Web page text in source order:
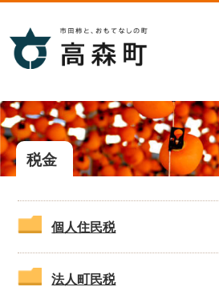
税金
個人住民税
法人町民税